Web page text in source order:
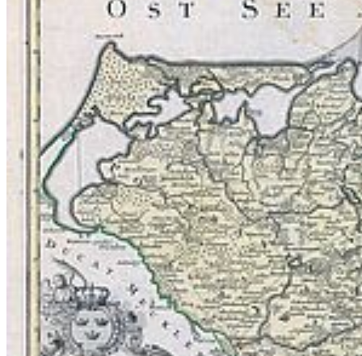
News
Veranstaltungskalender
Telefonsuche
Organigramm
Einrichtungen A bis Z
Zuständigkeiten A bis Z
Universitätsmedizin
Sprachenzentrum
Stellenangebote
Satzungen & Formulare
Uniladen
Studierende
Selbstbedienungsportal
Vorlesungsverzeichnisse
Sprachenportal
Termine und Fristen
Prüfungs- und Studienordnungen
Alle Studienfächer
Zentrale Studienberatung
Studierendensekretariat
Zentrales Prüfungsamt
Studierendenportal